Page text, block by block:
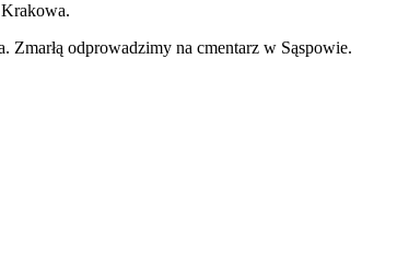
odprowadzimy na cmentarz w Sąspowie.